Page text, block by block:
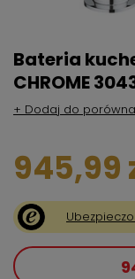
Bateria
CHROME
+ Dodaj do
945,99